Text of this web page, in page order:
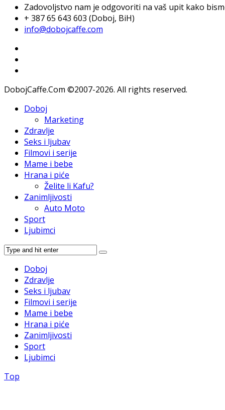
Zadovoljstvo nam je odgovoriti na vaš upit kako
+ 387 65 643 603 (Doboj, BiH)
info@dobojcaffe.com
DobojCaffe.Com ©2007-2026. All rights reserved.
Doboj
Marketing
Zdravlje
Seks i ljubav
Filmovi i serije
Mame i bebe
Hrana i piće
Želite li Kafu?
Zanimljivosti
Auto Moto
Sport
Ljubimci
Doboj
Zdravlje
Seks i ljubav
Filmovi i serije
Mame i bebe
Hrana i piće
Zanimljivosti
Sport
Ljubimci
Top